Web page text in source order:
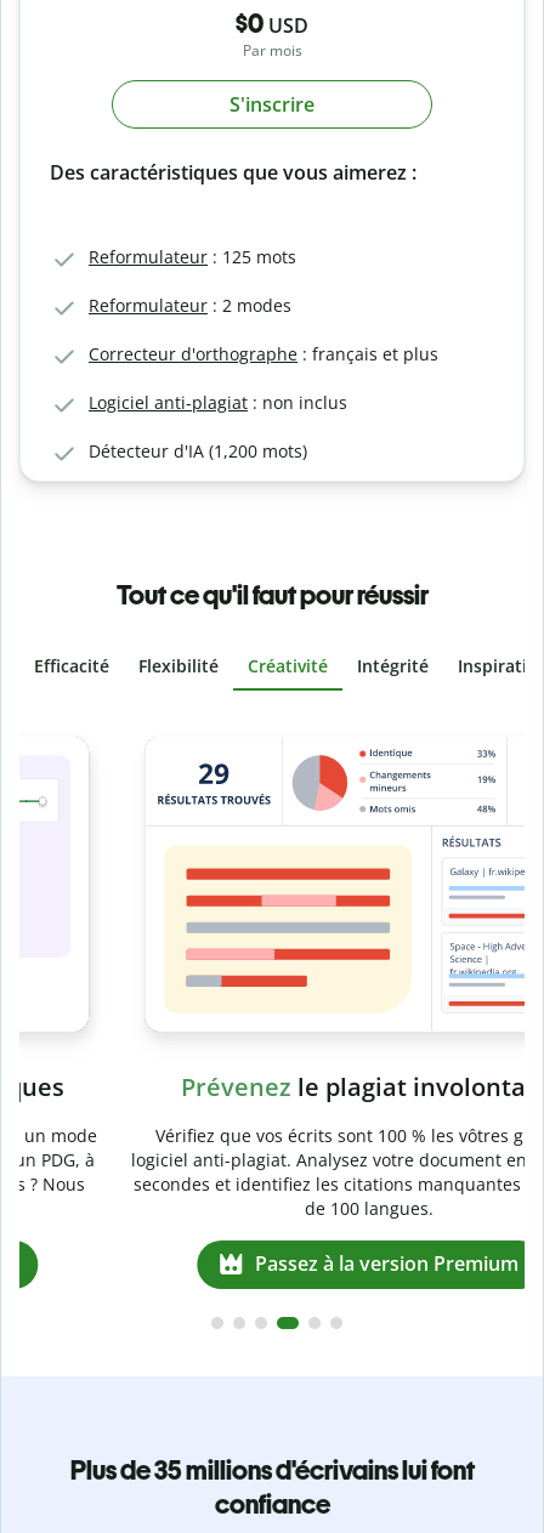
$0 USD
Par mois
S'inscrire
Des caractéristiques que vous aimerez :
Reformulateur : 125 mots
Reformulateur : 2 modes
Correcteur d'orthographe : français et plus
Logiciel anti-plagiat : non inclus
Détecteur d'IA (1,200 mots)
Tout ce qu'il faut pour réussir
Efficacité Flexibilité Créativité Intégrité
Slide 4 of 6
Prévenezle plagiat involontaire
Vérifiez que vos écrits sont 100 % les vôtres grâce au
logiciel anti-plagiat. Analysez votre document en quelques
secondes et identifiez les citations manquantes dans plus
de 100 langues.
Passez à la version Premium
Plus de 35 millions d'écrivains lui font
confiance